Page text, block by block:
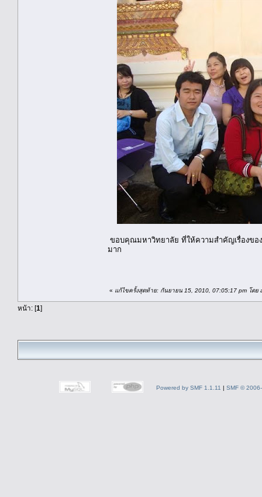
ขอบคุณมหาวิทยาลัย ที่ให้ความสำคัญเรื่องขอ
มาก
« แก้ไขครั้งสุดท้าย: กันยายน 15, 2010, 07:05:17 pm โดย
หน้า: [1]
Powered by SMF 1.1.11 | SMF ©